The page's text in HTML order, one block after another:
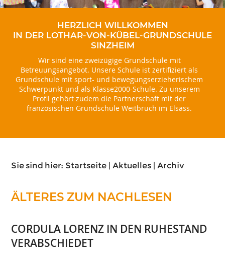
HERZLICH WILLKOMMEN
IN DER LOTHAR-VON-KÜBEL-GRUNDSCHULE
SINZHEIM
Wir sind eine zweizügige Grundschule mit
Betreuungsangebot. Unsere Schule ist zertifiziert als
Grundschule mit sport- und bewegungserzieherischem
Schwerpunkt und als Klasse2000-Schule. Zu unserem
Profil gehört zudem die Partnerschaft mit der
französischen Grundschule Weitbruch im Elsass.
Sie sind hier: Startseite Aktuelles Archiv
ÄLTERES ZUM NACHLESEN
CORDULA LORENZ IN DEN RUHESTAND
VERABSCHIEDET